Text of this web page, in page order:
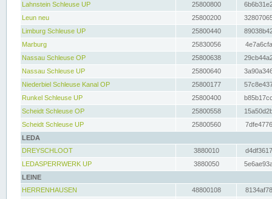
Lahnstein Schleuse UP
25800800
Leun neu
25800200
Limburg Schleuse UP
25800440
Marburg
25830056
Nassau Schleuse OP
25800638
Nassau Schleuse UP
25800640
Niederbiel Schleuse Kanal OP
25800177
Runkel Schleuse UP
25800400
Scheidt Schleuse OP
25800558
Scheidt Schleuse UP
25800560
LEDA
DREYSCHLOOT
3880010
LEDASPERRWERK UP
3880050
LEINE
HERRENHAUSEN
48800108